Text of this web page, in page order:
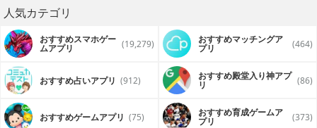
人気カテゴリ
おすすめスマホゲー
ムアプリ (19,279) おすすめマッチングア
プリ (464)
おすすめ占いアプリ (912) おすすめ殿堂入り神アプ
リ (86)
おすすめゲームアプリ (75) おすすめ育成ゲームア
プリ (373)